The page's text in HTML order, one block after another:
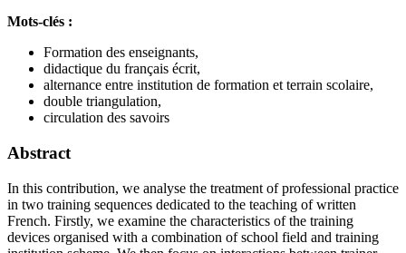
Mots-clés :
Formation des enseignants,
didactique du français écrit,
alternance entre institution de formation et terrain scolaire,
double triangulation,
circulation des savoirs
Abstract
In this contribution, we analyse the treatment of professional practice
in two training sequences dedicated to the teaching of written
French. Firstly, we examine the characteristics of the training
devices organised with a combination of school field and training